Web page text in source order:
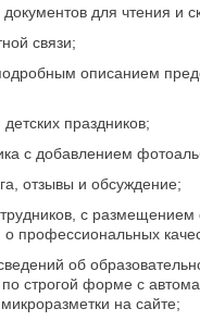
для чтения и
связи;
описанием
праздников;
с добавлением
отзывы и обсуждение;
с
профессиональных
об
строгой форме с
на сайте;